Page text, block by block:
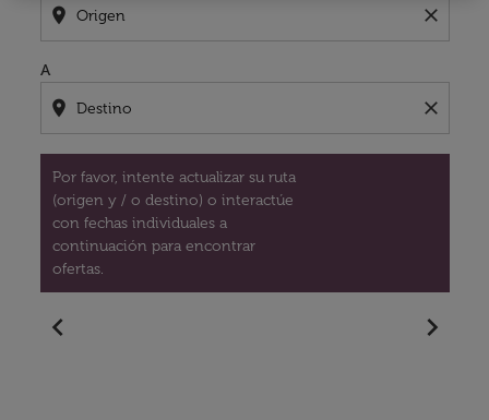
location_on close
A
location_on close
Por favor, intente actualizar su ruta
(origen y / o destino) o interactúe
con fechas individuales a
continuación para encontrar
ofertas.
chevron_left chevron_right